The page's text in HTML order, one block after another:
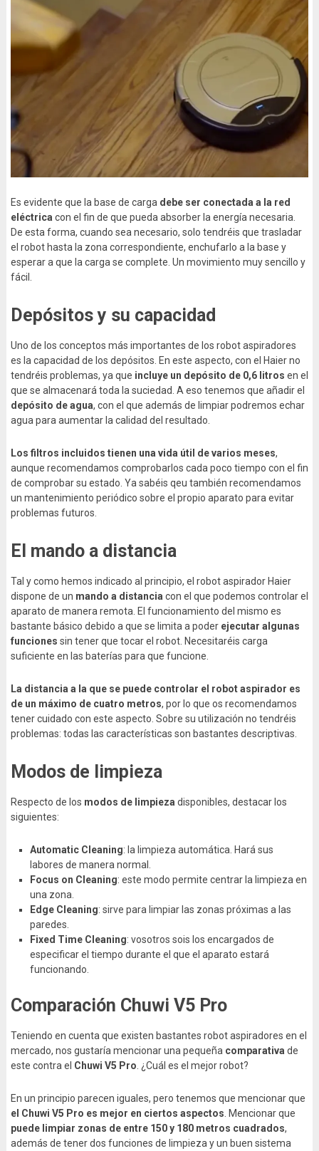
Es evidente que la base de carga debe ser conectada a la red
eléctrica con el fin de que pueda absorber la energía necesaria.
De esta forma, cuando sea necesario, solo tendréis que trasladar
el robot hasta la zona correspondiente, enchufarlo a la base y
esperar a que la carga se complete. Un movimiento muy sencillo y
fácil.
Depósitos y su capacidad
Uno de los conceptos más importantes de los robot aspiradores
es la capacidad de los depósitos. En este aspecto, con el Haier no
tendréis problemas, ya que incluye un depósito de 0,6 litros en el
que se almacenará toda la suciedad. A eso tenemos que añadir el
depósito de agua, con el que además de limpiar podremos echar
agua para aumentar la calidad del resultado.
Los filtros incluidos tienen una vida útil de varios meses,
aunque recomendamos comprobarlos cada poco tiempo con el fin
de comprobar su estado. Ya sabéis qeu también recomendamos
un mantenimiento periódico sobre el propio aparato para evitar
problemas futuros.
El mando a distancia
Tal y como hemos indicado al principio, el robot aspirador Haier
dispone de un mando a distancia con el que podemos controlar el
aparato de manera remota. El funcionamiento del mismo es
bastante básico debido a que se limita a poder ejecutar algunas
funciones sin tener que tocar el robot. Necesitaréis carga
suficiente en las baterías para que funcione.
La distancia a la que se puede controlar el robot aspirador es
de un máximo de cuatro metros, por lo que os recomendamos
tener cuidado con este aspecto. Sobre su utilización no tendréis
problemas: todas las características son bastantes descriptivas.
Modos de limpieza
Respecto de los modos de limpieza disponibles, destacar los
siguientes:
Automatic Cleaning: la limpieza automática. Hará sus
labores de manera normal.
Focus on Cleaning: este modo permite centrar la limpieza en
una zona.
Edge Cleaning: sirve para limpiar las zonas próximas a las
paredes.
Fixed Time Cleaning: vosotros sois los encargados de
especificar el tiempo durante el que el aparato estará
funcionando.
Comparación Chuwi V5 Pro
Teniendo en cuenta que existen bastantes robot aspiradores en el
mercado, nos gustaría mencionar una pequeña comparativa de
este contra el Chuwi V5 Pro . ¿Cuál es el mejor robot?
En un principio parecen iguales, pero tenemos que mencionar que
el Chuwi V5 Pro es mejor en ciertos aspectos . Mencionar que
puede limpiar zonas de entre 150 y 180 metros cuadrados,
además de tener dos funciones de limpieza y un buen sistema